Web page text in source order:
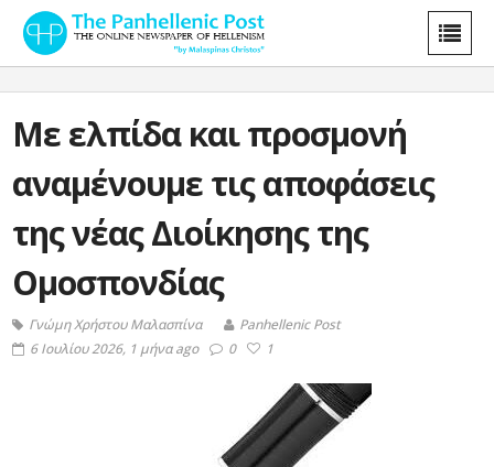
Με ελπίδα και προσμονή
αναμένουμε τις αποφάσεις
της νέας Διοίκησης της
Ομοσπονδίας
Γνώμη Χρήστου Μαλασπίνα
Panhellenic Post
6 Ιουλίου 2026, 1 μήνα ago
0 1